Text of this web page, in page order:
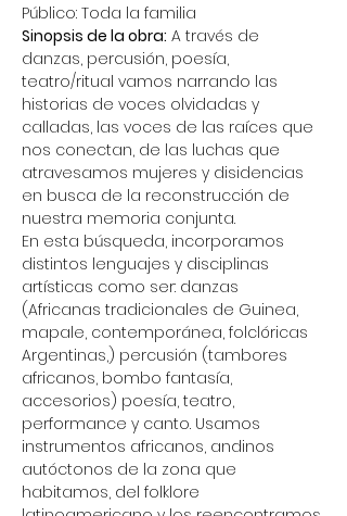
Público: Toda la familia
Sinopsis de la obra: A través de
danzas, percusión, poesía,
teatro/ritual vamos narrando las
historias de voces olvidadas y
calladas, las voces de las raíces que
nos conectan, de las luchas que
atravesamos mujeres y disidencias
en busca de la reconstrucción de
nuestra memoria conjunta.
En esta búsqueda, incorporamos
distintos lenguajes y disciplinas
artísticas como ser: danzas
(Africanas tradicionales de Guinea,
mapale, contemporánea, folclóricas
Argentinas,) percusión (tambores
africanos, bombo fantasía,
accesorios) poesía, teatro,
performance y canto. Usamos
instrumentos africanos, andinos
autóctonos de la zona que
habitamos, del folklore